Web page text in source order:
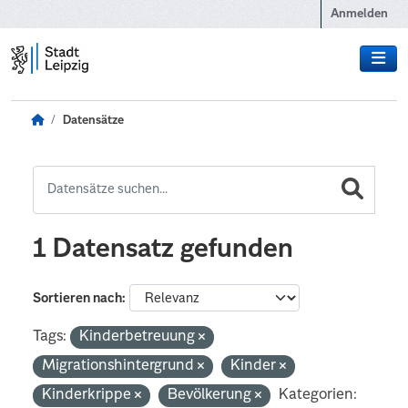
Anmelden
Datensätze
1 Datensatz gefunden
Sortieren nach
Tags:
Kinderbetreuung
Migrationshintergrund
Kinder
Kinderkrippe
Bevölkerung Kategorien: